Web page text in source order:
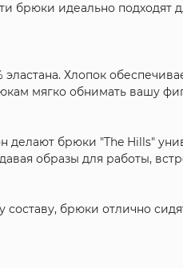
брюки идеально
Хлопок
мягко обнимать вашу
брюки "The Hills"
образы для работы,
брюки отлично